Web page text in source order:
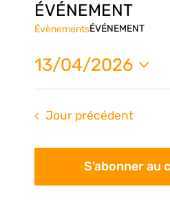
ÉVÉNEMENT
ÉvènementsÉVÉNEMENT
13/04/2026
Sélectionnez
date.
Jour précédent
S’abonner au